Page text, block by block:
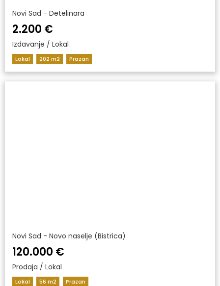
Novi Sad - Detelinara
2.200 €
Izdavanje / Lokal
Lokal 202 m2 Prazan
Novi Sad - Novo naselje (Bistrica)
120.000 €
Prodaja / Lokal
Lokal 56 m2 Prazan